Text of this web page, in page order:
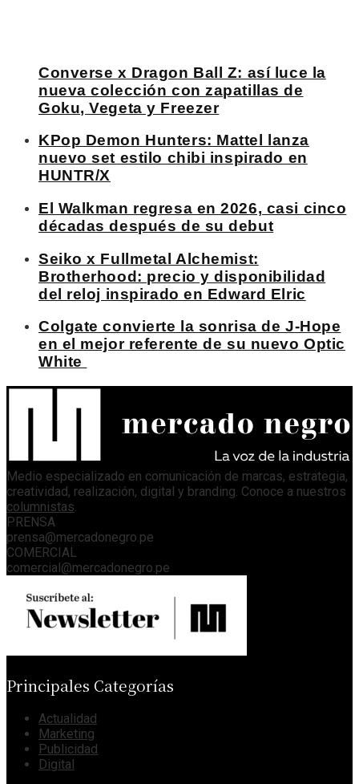
Converse x Dragon Ball Z: así luce la
nueva colección con zapatillas de
Goku, Vegeta y Freezer
KPop Demon Hunters: Mattel lanza
nuevo set estilo chibi inspirado en
HUNTR/X
El Walkman regresa en 2026, casi cinco
décadas después de su debut
Seiko x Fullmetal Alchemist:
Brotherhood: precio y disponibilidad
del reloj inspirado en Edward Elric
Colgate convierte la sonrisa de J-Hope
en el mejor referente de su nuevo Optic
White
Medio especializado en comunicación de marcas, estrategia,
creatividad, realización, digital y branding. Conoce a nuestros
columnistas.
PRENSA
prensa@mercadonegro.pe
COMERCIAL
comercial@mercadonegro.pe
Principales Categorías
Actualidad
Marketing
Publicidad
Digital